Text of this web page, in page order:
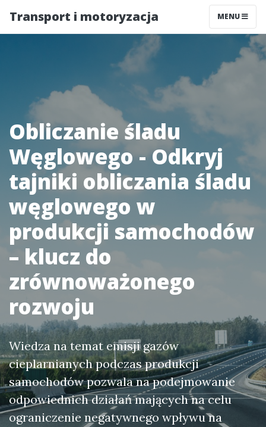
Transport i motoryzacja MENU
Obliczanie śladu
Węglowego - Odkryj
tajniki obliczania śladu
węglowego w
produkcji samochodów
– klucz do
zrównoważonego
rozwoju
Wiedza na temat emisji gazów
cieplarnianych podczas produkcji
samochodów pozwala na podejmowanie
odpowiednich działań mających na celu
ograniczenie negatywnego wpływu na